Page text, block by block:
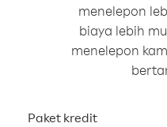
menelepon
biaya lebih
menelepon
Paket kredit